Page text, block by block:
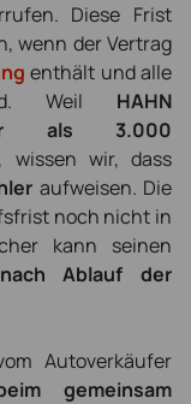
Diese Frist
wenn der Vertrag
enthält und alle
Weil HAHN
als 3.000
wissen wir, dass
aufweisen. Die
noch nicht in
kann seinen
nach Ablauf der
Autoverkäufer
gemeinsam